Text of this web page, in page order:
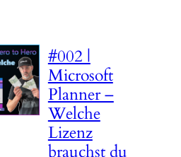
#002 |
Microsoft
Planner –
Welche
Lizenz
brauchst du